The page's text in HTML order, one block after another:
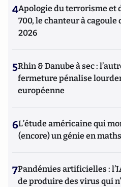
4Apologie du terrorisme et
700, le chanteur à cagoule
2026
5Rhin & Danube à sec :
fermeture pénalise
européenne
6L’étude américaine qui
(encore) un génie en maths
7Pandémies artificielles :
de produire des virus qui